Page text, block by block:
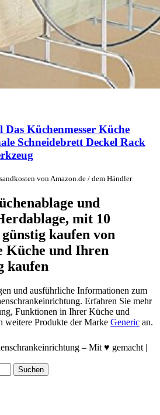
Küchenmesser Küche
Schneidebrett Deckel Rack
von Amazon.de / dem Händler
und
mit 10
kaufen von
Küche und Ihren
kaufen
und ausführliche Informationen zum
Erfahren Sie mehr
Funktionen in Ihrer Küche und
weitere Produkte der Marke Generic an.
– Mit ♥ gemacht |
Suchen